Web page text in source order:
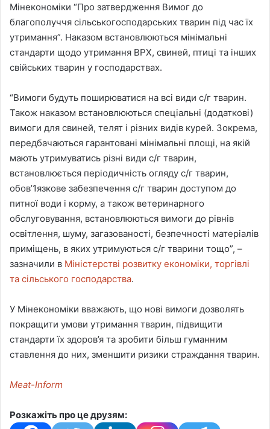
o
w
o
n
X
a
n
e
m
a
l
Мінекономіки “Про затвердження Вимог до
благополуччя сільськогосподарських тварин під час їх
утримання”. Наказом встановлюються мінімальні
стандарти щодо утримання ВРХ, свиней, птиці та інших
свійських тварин у господарствах.
“Вимоги будуть поширюватися на всі види с/г тварин.
Також наказом встановлюються спеціальні (додаткові)
вимоги для свиней, телят і різних видів курей. Зокрема,
передбачаються гарантовані мінімальні площі, на якій
мають утримуватись різні види с/г тварин,
встановлюється періодичність огляду с/г тварин,
обов’1язкове забезпечення с/г тварин доступом до
питної води і корму, а також ветеринарного
обслуговування, встановлюються вимоги до рівнів
освітлення, шуму, загазованості, безпечності матеріалів
приміщень, в яких утримуються с/г тварини тощо”, –
зазначили в Міністерстві розвитку економіки, торгівлі
та сільського господарства.
У Мінекономіки вважають, що нові вимоги дозволять
покращити умови утримання тварин, підвищити
стандарти їх здоров’я та зробити більш гуманним
ставлення до них, зменшити ризики страждання тварин.
Meat-Inform
Розкажіть про це друзям: